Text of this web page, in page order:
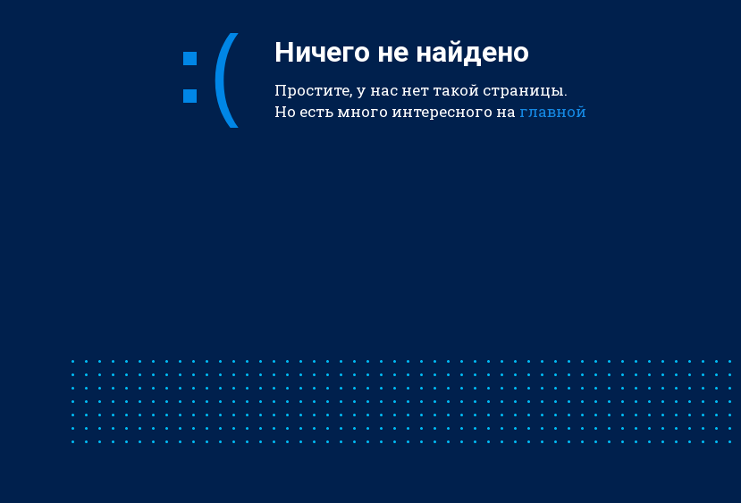
Ничего не найдено
Простите, у нас нет такой страницы.
Но есть много интересного на главной